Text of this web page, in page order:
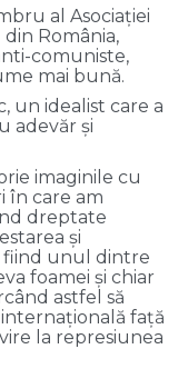
al Asociației
România,
comuniste,
mai bună.
un idealist care a
adevăr și
imaginile cu
în care am
dreptate
și
fiind unul dintre
foamei și chiar
astfel să
față
la represiunea